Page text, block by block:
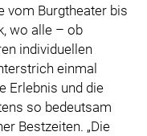
vom Burgtheater bis
wo alle – ob
individuellen
einmal
Erlebnis und die
so bedeutsam
Bestzeiten. „Die